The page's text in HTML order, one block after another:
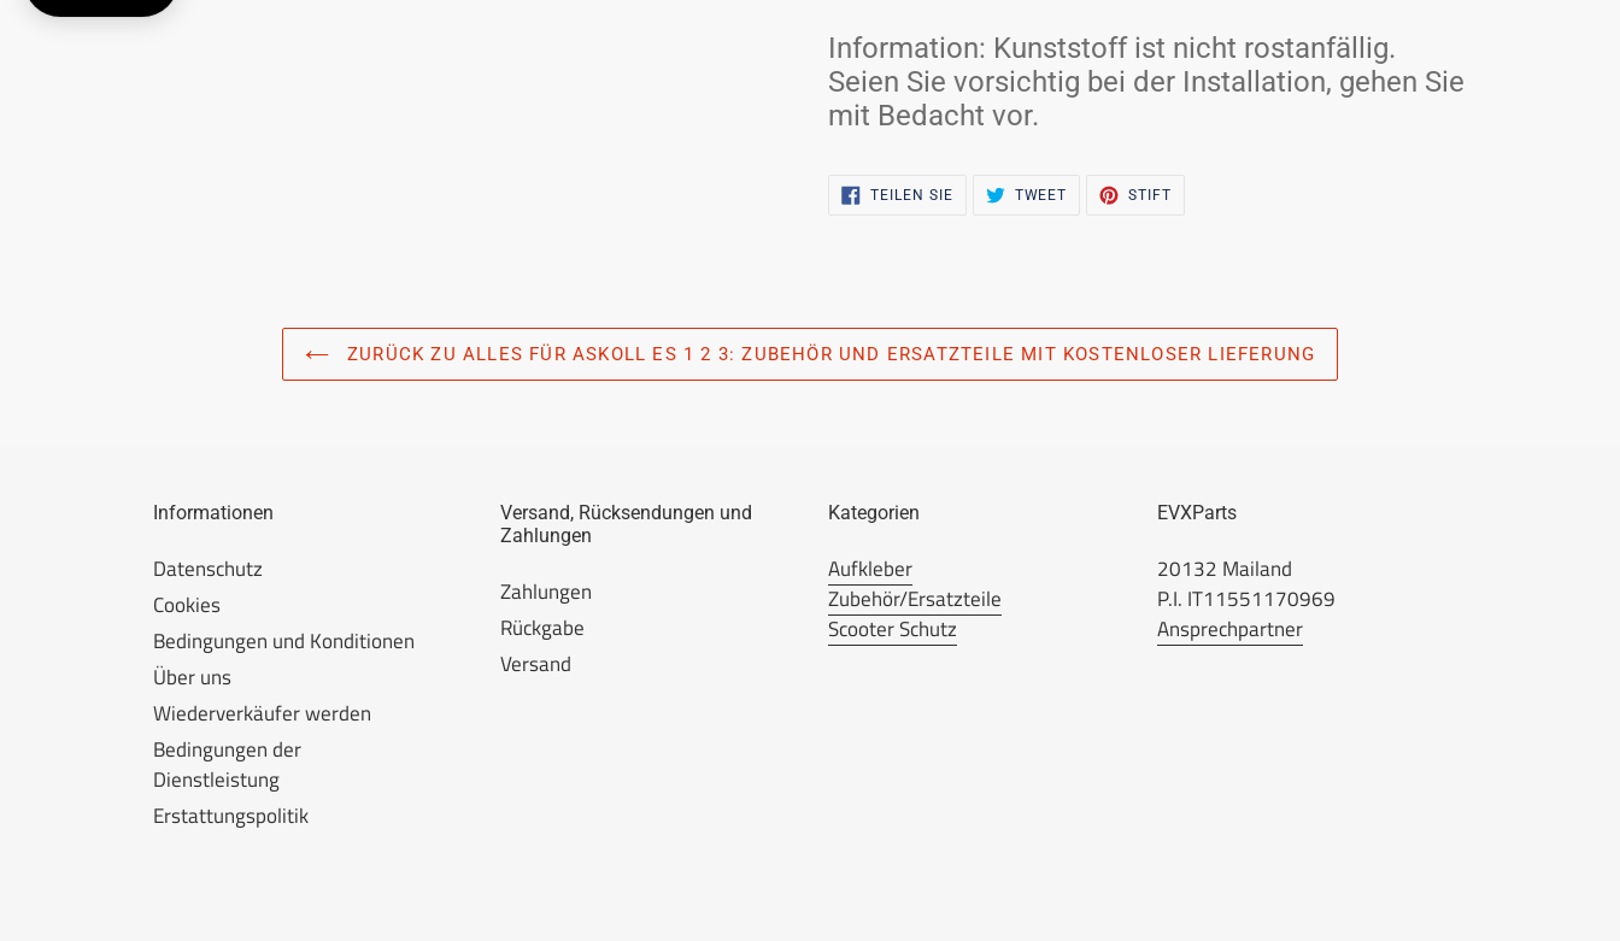
Information: Kunststoff ist nicht rostanfällig.
Seien Sie vorsichtig bei der Installation, gehen Sie
mit Bedacht vor.
TEILEN SIEAUF
FACEBOOK
TWEET ZWITSCHERN
STIFT
ZURÜCK ZU ALLES FÜR ASKOLL ES 1 2 3: ZUBEHÖR UND ERSATZTEILE MIT KOSTENLOSER LIEFERUNG
Informationen
Datenschutz
Cookies
Bedingungen und Konditionen
Über uns
Wiederverkäufer werden
Bedingungen der
Dienstleistung
Erstattungspolitik
Versand, Rücksendungen und
Zahlungen
Zahlungen
Rückgabe
Versand
Kategorien
Aufkleber
Zubehör/Ersatzteile
Scooter Schutz
EVXParts
20132 Mailand
P.I. IT11551170969
Ansprechpartner